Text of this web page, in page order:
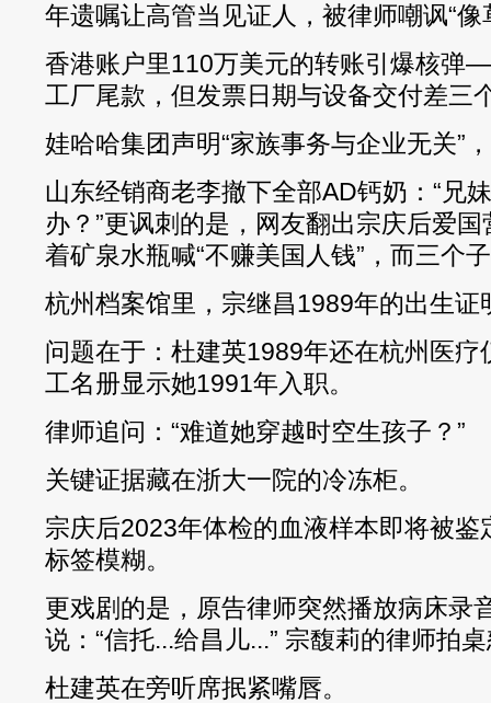
年遗嘱让高管当见证人，被律师嘲讽“像
香港账户里110万美元的转账引爆核弹
工厂尾款，但发票日期与设备交付差三
娃哈哈集团声明“家族事务与企业无关”
山东经销商老李撤下全部AD钙奶：“兄
办？”更讽刺的是，网友翻出宗庆后爱
着矿泉水瓶喊“不赚美国人钱”，而三个
杭州档案馆里，宗继昌1989年的出生证
问题在于：杜建英1989年还在杭州医
工名册显示她1991年入职。
律师追问：“难道她穿越时空生孩子？”
关键证据藏在浙大一院的冷冻柜。
宗庆后2023年体检的血液样本即将被
标签模糊。
更戏剧的是，原告律师突然播放病床
说：“信托...给昌儿...” 宗馥莉的律师拍
杜建英在旁听席抿紧嘴唇。